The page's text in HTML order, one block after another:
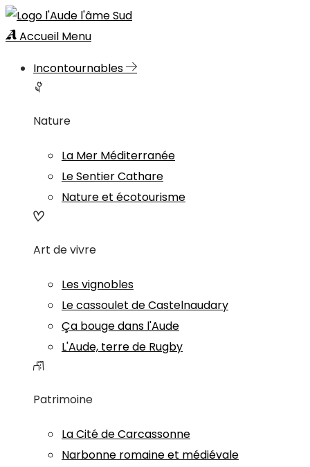
Accueil Menu
Incontournables
Nature
La Mer Méditerranée
Le Sentier Cathare
Nature et écotourisme
Art de vivre
Les vignobles
Le cassoulet de Castelnaudary
Ça bouge dans l'Aude
L'Aude, terre de Rugby
Patrimoine
La Cité de Carcassonne
Narbonne romaine et médiévale